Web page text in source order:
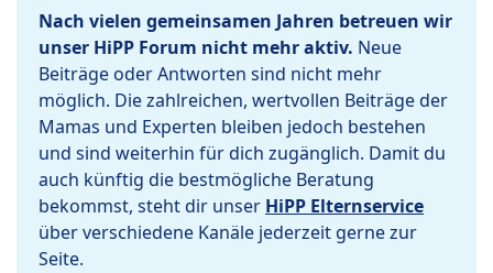
Nach vielen gemeinsamen Jahren betreuen wir
unser HiPP Forum nicht mehr aktiv. Neue
Beiträge oder Antworten sind nicht mehr
möglich. Die zahlreichen, wertvollen Beiträge der
Mamas und Experten bleiben jedoch bestehen
und sind weiterhin für dich zugänglich. Damit du
auch künftig die bestmögliche Beratung
bekommst, steht dir unser HiPP Elternservice
über verschiedene Kanäle jederzeit gerne zur
Seite.